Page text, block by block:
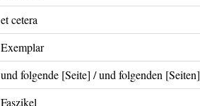
et cetera
Exemplar
und folgende [Seite] / und folgenden [Seiten]
Faszikel